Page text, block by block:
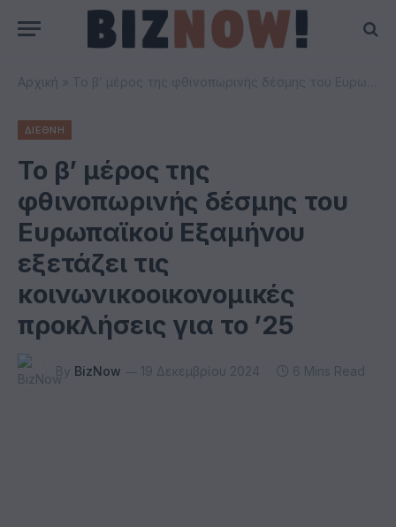
Αρχική
ΔΙΕΘΝΗ
Το β’ μέρος της
φθινοπωρινής δέσμης του
Ευρωπαϊκού Εξαμήνου
εξετάζει τις
κοινωνικοοικονομικές
προκλήσεις για το ’25
By BizNow 19 Δεκεμβρίου 2024 6 Mins Read